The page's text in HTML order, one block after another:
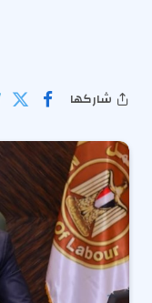
شاركها